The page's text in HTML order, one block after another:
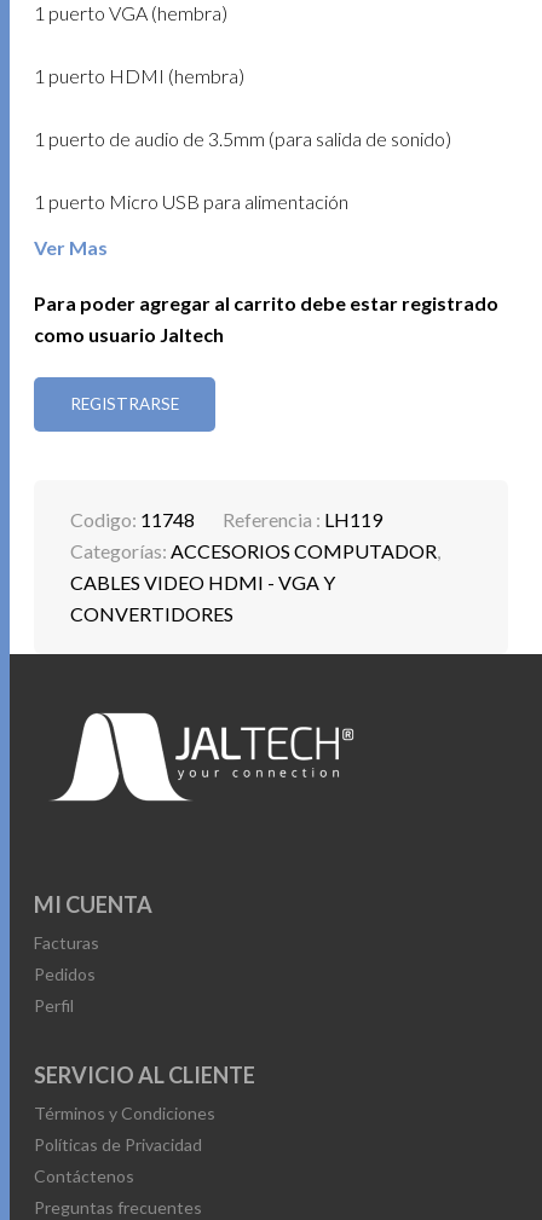
1 puerto VGA (hembra)
1 puerto HDMI (hembra)
1 puerto de audio de 3.5mm (para salida de sonido)
1 puerto Micro USB para alimentación
para una calidad de imagen superior.
Alimentación: Requiere 5V/1A para su funcionamiento.
adicional, fácil de usar.
Este adaptador es ideal para quienes necesitan conectar
dispositivos con salida HDMI a pantallas con VGA,
Ver Mas
Para poder agregar al carrito debe estar registrado
como usuario Jaltech
REGISTRARSE
Codigo: 11748 Referencia : LH119
Categorías:ACCESORIOS COMPUTADOR,
CABLES VIDEO HDMI - VGA Y
CONVERTIDORES
MI CUENTA
Facturas
Pedidos
Perfil
SERVICIO AL CLIENTE
Términos y Condiciones
Políticas de Privacidad
Contáctenos
Preguntas frecuentes